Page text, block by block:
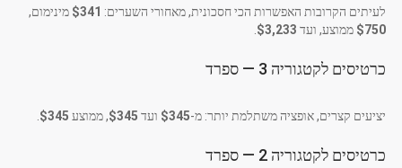
לעיתים הקרובות האפשרות הכי חסכונית, מאחורי השערים: $341 מינימום,
$750 ממוצע, ועד $3,233
כרטיסים לקטגוריה 3 — ספרד
יציעים קצרים, אופציה משתלמת יותר: מ-$345 ועד $345, ממוצע $345
כרטיסים לקטגוריה 2 — ספרד